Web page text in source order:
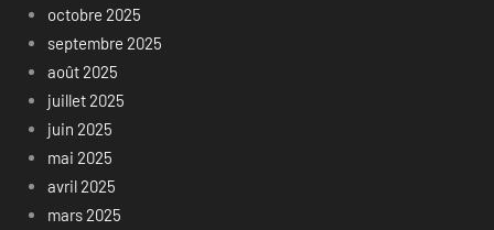
octobre 2025
septembre 2025
août 2025
juillet 2025
juin 2025
mai 2025
avril 2025
mars 2025